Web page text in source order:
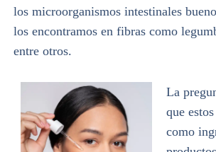
los microorganismos intestinales
los encontramos en fibras como
entre otros.
La
que
como